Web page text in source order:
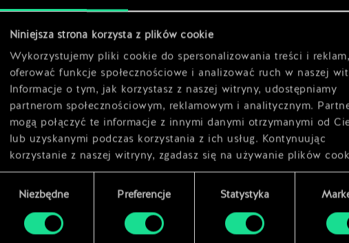
Niniejsza strona korzysta z plików cookie
Wykorzystujemy pliki cookie do spersonalizowania treści i
oferować funkcje społecznościowe i analizować ruch w naszej
Informacje o tym, jak korzystasz z naszej witryny, udostępniamy
partnerom społecznościowym, reklamowym i analitycznym.
mogą połączyć te informacje z innymi danymi otrzymanymi od
lub uzyskanymi podczas korzystania z ich usług. Kontynuując
korzystanie z naszej witryny, zgadasz się na używanie plików
Niezbędne Preferencje Statystyka
x2